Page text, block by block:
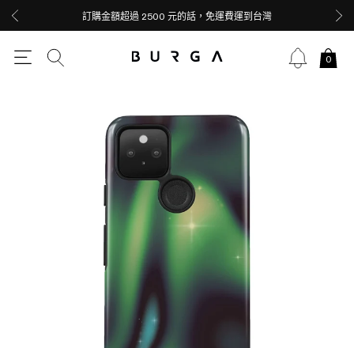
訂購金額超過 2500 元的話，免運費運到台灣
0